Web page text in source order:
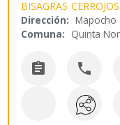
BISAGRAS CERROJOS
Dirección: Mapocho
Comuna: Quinta
 